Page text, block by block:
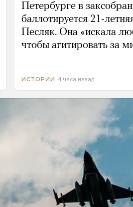
Петербурге в
баллотируется 21-
Песляк. Она «искала
чтобы агитировать за
ИСТОРИИ 4 часа назад